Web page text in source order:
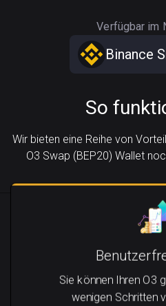
Verfügbar im
Binance
So
Wir bieten eine Reihe von
O3 Swap (BEP20) Wallet
Sie können Ihren O3
wenigen Schritten